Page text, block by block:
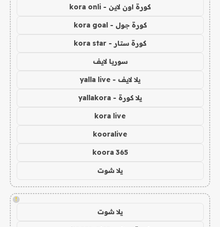
كورة اون لاين - kora onli
كورة جول - kora goal
كورة ستار - kora star
سوريا لايف
يلا لايف - yalla live
يلا كورة - yallakora
kora live
kooralive
koora 365
يلا شوت
!
يلا شوت